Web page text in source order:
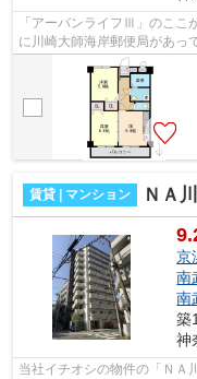
「アーバンライフⅢ」のここ
に川崎大師海岸郵便局があっ
管理の手間も抑えられます。
賃貸 | マンション ＮＡ
京
南
南
築
神
当社イチオシの物件の「ＮＡ